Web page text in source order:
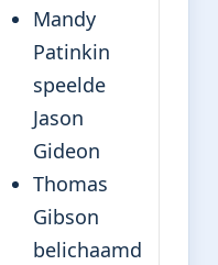
Mandy
Patinkin
speelde
Jason
Gideon
Thomas
Gibson
belichaamd